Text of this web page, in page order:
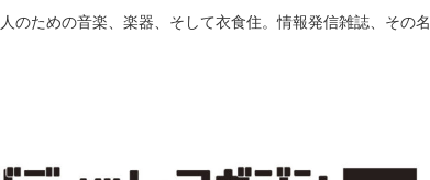
のための音楽、楽器、そして衣食住。情報発信雑誌、その